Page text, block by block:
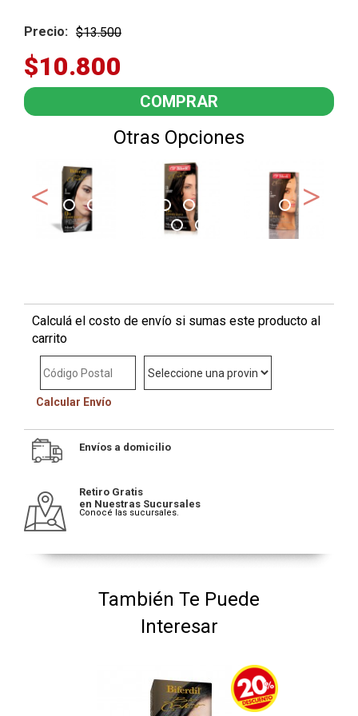
reestructuración del cabello. Ayuda a proteger la coloración gracias a
que sella la cutícula capilar. Contiene filtro UV. Packing: Caja
Precio: $13.500
$10.800
Otras Opciones
Calculá el costo de envío si sumas este producto al
carrito
Calcular Envío
Envíos a domicilio
Retiro Gratis
en Nuestras Sucursales
Conocé las sucursales.
También Te Puede
Interesar